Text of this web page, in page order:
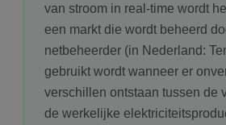
van stroom in real-time wordt
een markt die wordt beheerd
netbeheerder (in Nederland:
gebruikt wordt wanneer er
verschillen ontstaan tussen de
de werkelijke